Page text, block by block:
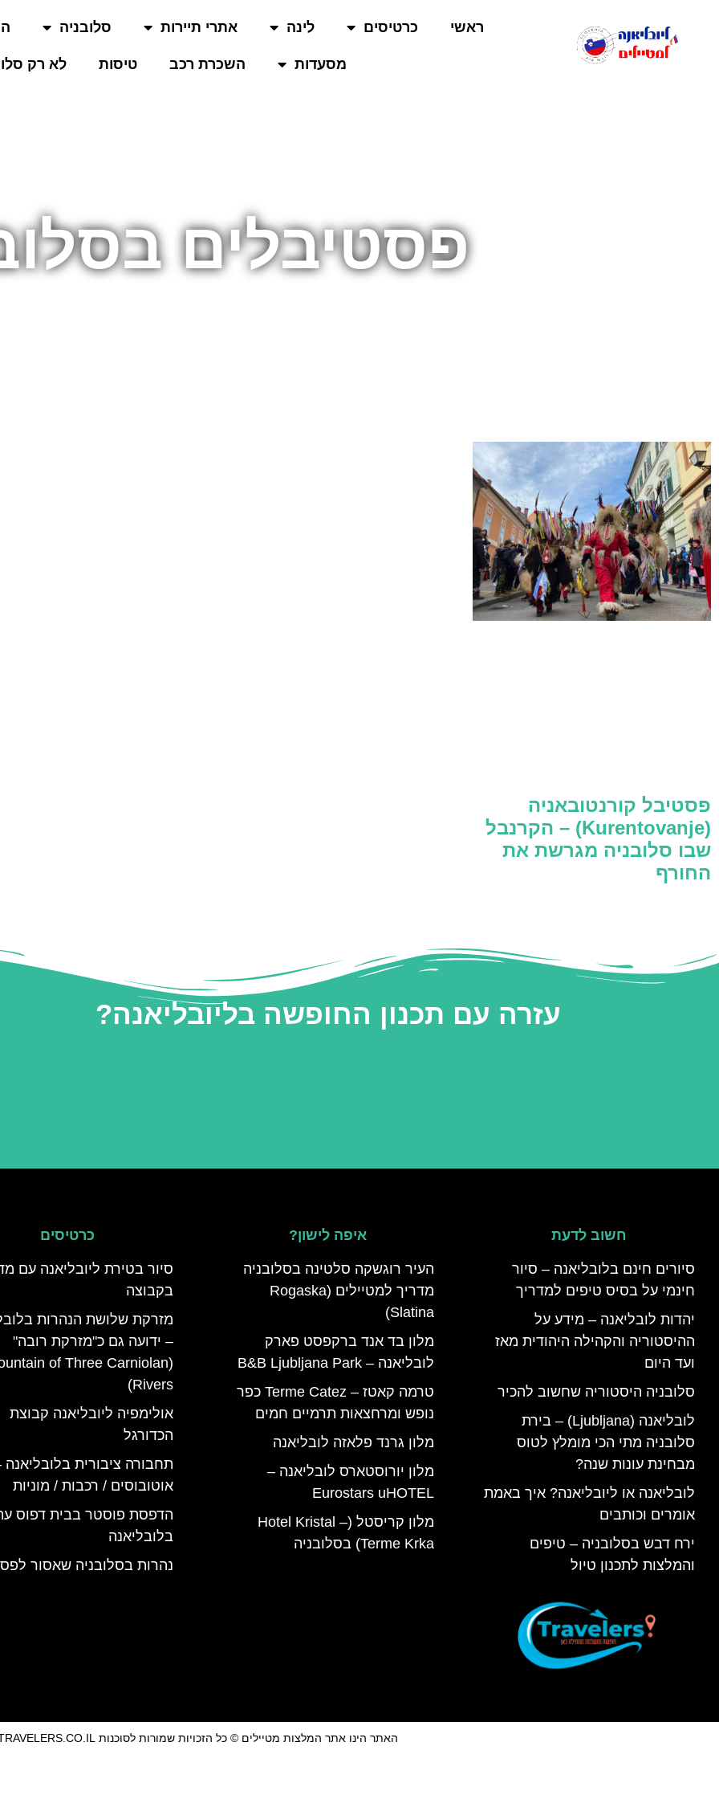
ראשי כרטיסים לינה אתרי תיירות סלובניה
מסעדות השכרת רכב טיסות לא רק
פסטיבלים
פסטיבל קורנטובאניה
(Kurentovanje) – הקרנבל
שבו סלובניה מגרשת את
החורף
עזרה עם תכנון החופשה בליובליאנה?
חשוב לדעת
סיורים חינם בלובליאנה – סיור
חינמי על בסיס טיפים למדריך
יהדות לובליאנה – מידע על
ההיסטוריה והקהילה היהודית מאז
ועד היום
סלובניה היסטוריה שחשוב להכיר
לובליאנה (Ljubljana) – בירת
סלובניה מתי הכי מומלץ לטוס
מבחינת עונות שנה?
לובליאנה או ליובליאנה? איך באמת
אומרים וכותבים
ירח דבש בסלובניה – טיפים
והמלצות לתכנון טיול
איפה לישון?
העיר רוגשקה סלטינה בסלובניה
מדריך למטיילים (Rogaska
Slatina)
מלון בד אנד ברקפסט פארק
לובליאנה – B&B Ljubljana Park
טרמה קאטז – Terme Catez כפר
נופש ומרחצאות תרמיים חמים
מלון גרנד פלאזה לובליאנה
מלון יורוסטארס לובליאנה –
Eurostars uHOTEL
מלון קריסטל (Hotel Kristal –
Terme Krka) בסלובניה
כרטיסים
סיור בטירת ליובליאנה עם
בקבוצה
מזרקת שלושת הנהרות
– ידועה גם כ"מזרקת רובה"
of Three Carniolan
Rivers)
אולימפיה ליובליאנה קבוצת
הכדורגל
תחבורה ציבורית בלובליאנה
אוטובוסים / רכבות / מוניות
הדפסת פוסטר בבית דפוס
בלובליאנה
נהרות בסלובניה שאסור
האתר הינו אתר המלצות מטיילים © כל הזכויות שמורות לסוכנות TRAVELERS.CO.IL